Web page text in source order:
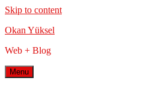
Skip to content
Okan Yüksel
Web + Blog
Menu